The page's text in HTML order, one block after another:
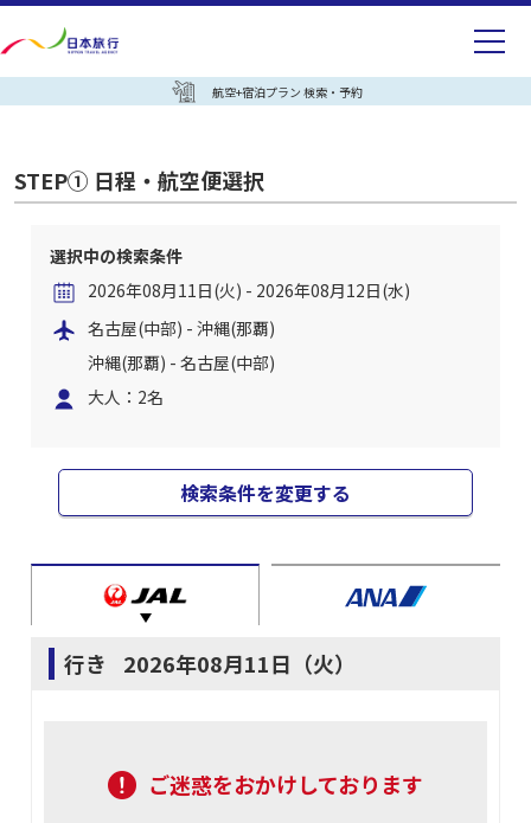
航空+宿泊プラン 検索・予約
STEP① 日程・航空便選択
選択中の検索条件
2026年08月11日(火) - 2026年08月12日(水)
名古屋(中部) - 沖縄(那覇)
沖縄(那覇) - 名古屋(中部)
大人：2名
検索条件を変更する
行き 2026年08月11日（火）
ご迷惑をおかけしております